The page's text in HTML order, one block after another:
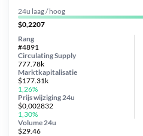
24u laag / hoog
$0,2207
Circulating Supply
777.78k
Prijs wijziging 24u
$0,002832
1,30%
Marktkapitalisatie
$177.31k
1,26%
Volume 24u
$29.46
Rang
#4891